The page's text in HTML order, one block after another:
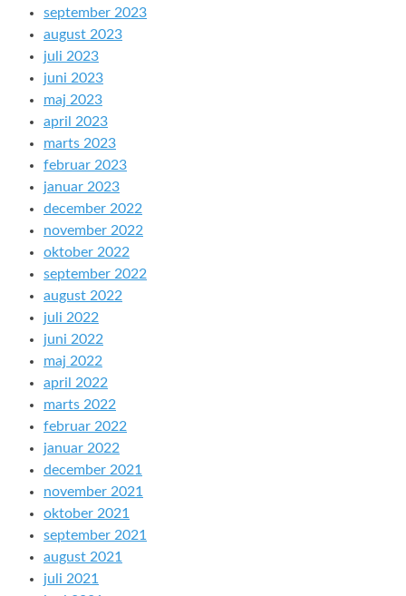
september 2023
august 2023
juli 2023
juni 2023
maj 2023
april 2023
marts 2023
februar 2023
januar 2023
december 2022
november 2022
oktober 2022
september 2022
august 2022
juli 2022
juni 2022
maj 2022
april 2022
marts 2022
februar 2022
januar 2022
december 2021
november 2021
oktober 2021
september 2021
august 2021
juli 2021